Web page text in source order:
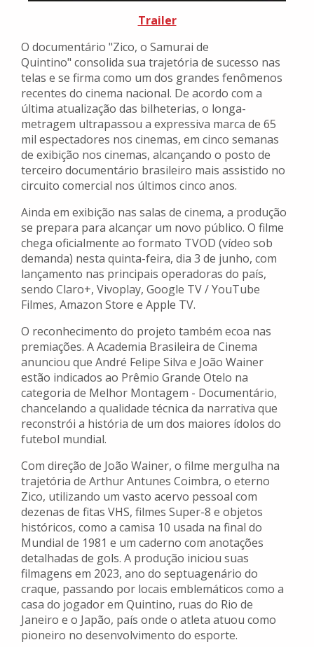
Trailer
O documentário "Zico, o Samurai de
Quintino" consolida sua trajetória de sucesso nas
telas e se firma como um dos grandes fenômenos
recentes do cinema nacional. De acordo com a
última atualização das bilheterias, o longa-
metragem ultrapassou a expressiva marca de 65
mil espectadores nos cinemas, em cinco semanas
de exibição nos cinemas, alcançando o posto de
terceiro documentário brasileiro mais assistido no
circuito comercial nos últimos cinco anos.
Ainda em exibição nas salas de cinema, a produção
se prepara para alcançar um novo público. O filme
chega oficialmente ao formato TVOD (vídeo sob
demanda) nesta quinta-feira, dia 3 de junho, com
lançamento nas principais operadoras do país,
sendo Claro+, Vivoplay, Google TV / YouTube
Filmes, Amazon Store e Apple TV.
O reconhecimento do projeto também ecoa nas
premiações. A Academia Brasileira de Cinema
anunciou que André Felipe Silva e João Wainer
estão indicados ao Prêmio Grande Otelo na
categoria de Melhor Montagem - Documentário,
chancelando a qualidade técnica da narrativa que
reconstrói a história de um dos maiores ídolos do
futebol mundial.
Com direção de João Wainer, o filme mergulha na
trajetória de Arthur Antunes Coimbra, o eterno
Zico, utilizando um vasto acervo pessoal com
dezenas de fitas VHS, filmes Super-8 e objetos
históricos, como a camisa 10 usada na final do
Mundial de 1981 e um caderno com anotações
detalhadas de gols. A produção iniciou suas
filmagens em 2023, ano do septuagenário do
craque, passando por locais emblemáticos como a
casa do jogador em Quintino, ruas do Rio de
Janeiro e o Japão, país onde o atleta atuou como
pioneiro no desenvolvimento do esporte.